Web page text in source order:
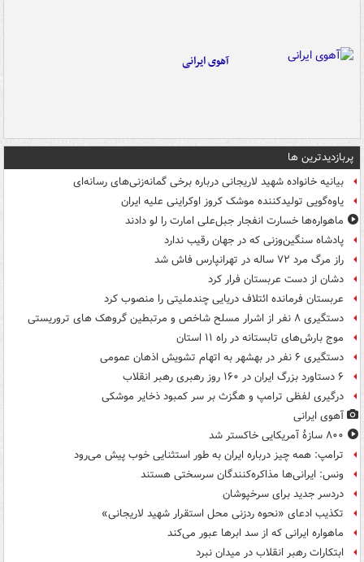
آهوی ایرانی
پربازدیدترین ها
بیانیه خانواده شهید لاریجانی درباره برخی گمانه‌زنی‌های رسانه‌ای
یاوه‌گویی تولیدکننده موشک کروز اوکراینی علیه ایران
ماهواره‌ها خسارت انفجار جبل‌علی امارت را لو دادند
پادشاه سنگین‌وزنی که در جهان رقیب ندارد
راز مرگ مرد ۷۲ ساله در تهرانپارس فاش شد
دشان از دست عربستان فرار کرد
عربستان فرمانده ائتلاف دریایی چندملیتی را منصوب کرد
دستگیری ۸ نفر از اشرار مسلح شاخص و مرتبطین گروهک های تروریستی
موج بارش‌های تابستانه در راه ۱۱ استان
دستگیری ۶ نفر در بهشهر به اتهام تشویش اذهان عمومی
۶ دستاورد بزرگ ایران در ۱۶۰ روز رهبری رهبر انقلاب
درگیری لفظی ترامپ و هگزث بر سر کمبود ذخایر موشکی
آهوی ایرانی
۸۰۰ سازۀ آمریکایی خاکستر شد
ترامپ: همه چیز درباره ایران به طور استثنایی خوب پیش می‌رود
ونس: ایرانی‌ها مذاکره‌کنندگان سرسختی هستند
دردسر جدید برای سرخپوشان
تکذیب ادعای «نحوه ردزنی محل استقرار شهید لاریجانی»
ماهواره ایرانی که از سد ابرها عبور می‌کند
ابتکارات رهبر انقلاب در میدان نبرد